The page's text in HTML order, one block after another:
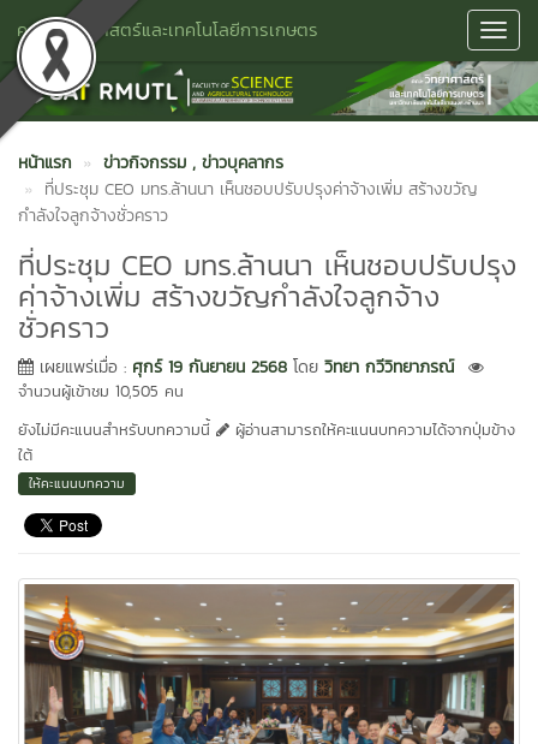
คณะวิทยาศาสตร์และเทคโนโลยีการเกษตร
หน้าแรก ข่าวกิจกรรม , ข่าวบุคลากร
ที่ประชุม CEO มทร.ล้านนา เห็นชอบปรับปรุงค่าจ้างเพิ่ม สร้างขวัญ
กำลังใจลูกจ้างชั่วคราว
ที่ประชุม CEO มทร.ล้านนา เห็นชอบปรับปรุง
ค่าจ้างเพิ่ม สร้างขวัญกำลังใจลูกจ้าง
ชั่วคราว
เผยแพร่เมื่อ : ศุกร์ 19 กันยายน 2568 โดย วิทยา กวีวิทยาภรณ์
จำนวนผู้เข้าชม 10,505 คน
ยังไม่มีคะแนนสำหรับบทความนี้
ผู้อ่านสามารถให้คะแนนบทความได้จากปุ่มข้าง
ใต้
ให้คะแนนบทความ